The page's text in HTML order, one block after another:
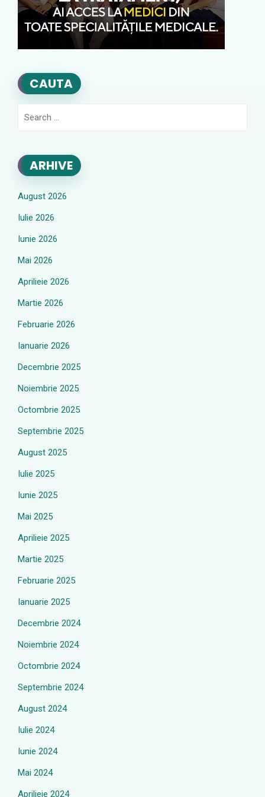
CAUTA
ARHIVE
August 2026
Iulie 2026
Iunie 2026
Mai 2026
Aprilieie 2026
Martie 2026
Februarie 2026
Ianuarie 2026
Decembrie 2025
Noiembrie 2025
Octombrie 2025
Septembrie 2025
August 2025
Iulie 2025
Iunie 2025
Mai 2025
Aprilieie 2025
Martie 2025
Februarie 2025
Ianuarie 2025
Decembrie 2024
Noiembrie 2024
Octombrie 2024
Septembrie 2024
August 2024
Iulie 2024
Iunie 2024
Mai 2024
Aprilieie 2024